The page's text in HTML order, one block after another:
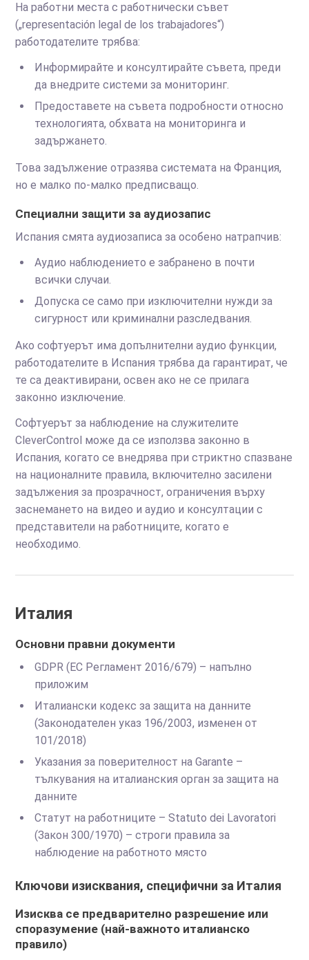
На работни места с работнически съвет
(„representación legal de los trabajadores“)
работодателите трябва:
Информирайте и консултирайте съвета, преди
да внедрите системи за мониторинг.
Предоставете на съвета подробности относно
технологията, обхвата на мониторинга и
задържането.
Това задължение отразява системата на Франция,
но е малко по-малко предписващо.
Специални защити за аудиозапис
Испания смята аудиозаписа за особено натрапчив:
Аудио наблюдението е забранено в почти
всички случаи.
Допуска се само при изключителни нужди за
сигурност или криминални разследвания.
Ако софтуерът има допълнителни аудио функции,
работодателите в Испания трябва да гарантират, че
те са деактивирани, освен ако не се прилага
законно изключение.
Софтуерът за наблюдение на служителите
CleverControl може да се използва законно в
Испания, когато се внедрява при стриктно спазване
на националните правила, включително засилени
задължения за прозрачност, ограничения върху
заснемането на видео и аудио и консултации с
представители на работниците, когато е
необходимо.
Италия
Основни правни документи
GDPR (ЕС Регламент 2016/679) – напълно
приложим
Италиански кодекс за защита на данните
(Законодателен указ 196/2003, изменен от
101/2018)
Указания за поверителност на Garante –
тълкувания на италианския орган за защита на
данните
Статут на работниците – Statuto dei Lavoratori
(Закон 300/1970) – строги правила за
наблюдение на работното място
Ключови изисквания, специфични за Италия
Изисква се предварително разрешение или
споразумение (най-важното италианско
правило)